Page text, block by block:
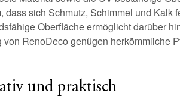
dass sich Schmutz, Schimmel und Kalk
Oberfläche ermöglicht darüber
von RenoDeco genügen herkömmliche
und praktisch